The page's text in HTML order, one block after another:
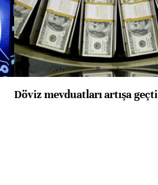
Döviz mevduatları artışa geçti